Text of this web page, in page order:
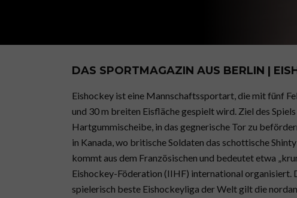
DAS SPORTMAGAZIN AUS BERLIN |
Eishockey ist eine Mannschaftssportart, die mit fünf
und 30 m breiten Eisfläche gespielt wird. Ziel des
Hartgummischeibe, in das gegnerische Tor zu
in Kanada, wo britische Soldaten das schottische
kommt aus dem Französischen und bedeutet etwa
Eishockey-Föderation (IIHF) international
spielerisch beste Eishockeyliga der Welt gilt die